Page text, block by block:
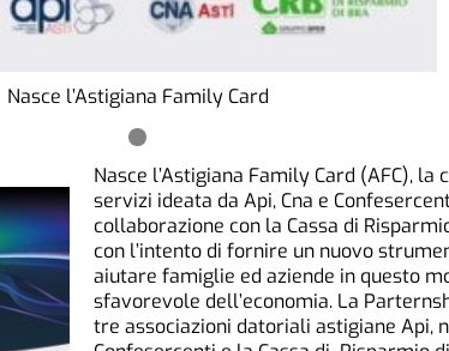
Nasce l’Astigiana Family Card
Nasce l’Astigiana Family Card (AFC), la
servizi ideata da Api, Cna e
collaborazione con la Cassa di
con l’intento di fornire un nuovo
aiutare famiglie ed aziende in questo
sfavorevole dell’economia. La
tre associazioni datoriali astigiane Api,